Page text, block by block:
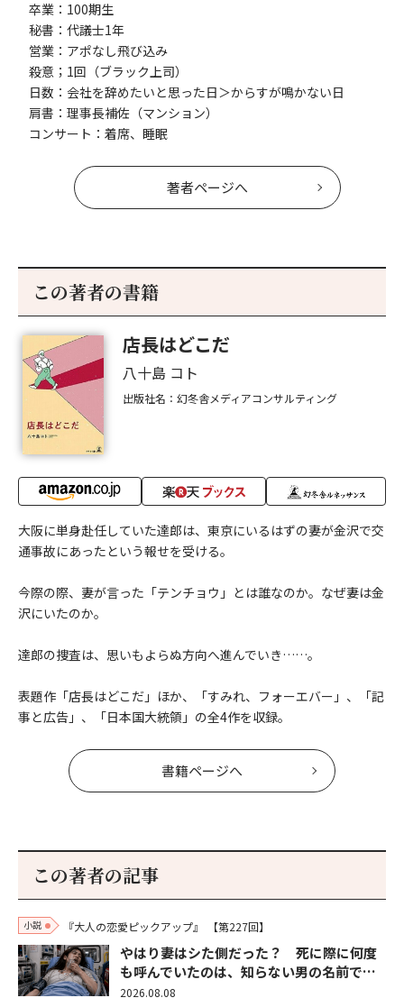
卒業：100期生
秘書：代議士1年
営業：アポなし飛び込み
殺意；1回（ブラック上司）
日数：会社を辞めたいと思った日＞からすが鳴かない日
肩書：理事長補佐（マンション）
コンサート：着席、睡眠
著者ページへ
この著者の書籍
店長はどこだ
八十島 コト
出版社名：幻冬舎メディアコンサルティング
大阪に単身赴任していた達郎は、東京にいるはずの妻が金沢で交
通事故にあったという報せを受ける。
今際の際、妻が言った「テンチョウ」とは誰なのか。なぜ妻は金
沢にいたのか。
達郎の捜査は、思いもよらぬ方向へ進んでいき……。
表題作「店長はどこだ」ほか、「すみれ、フォーエバー」、「記
事と広告」、「日本国大統領」の全4作を収録。
書籍ページへ
この著者の記事
小説 『大人の恋愛ピックアップ』 【第227回】
やはり妻はシた側だった？ 死に際に何度
も呼んでいたのは、知らない男の名前で…
2026.08.08